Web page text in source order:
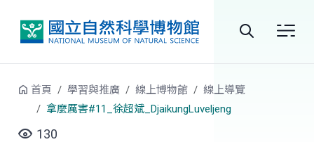
站
首頁 學習與推廣 線上博物館
線上導覽
拿麼厲害#11_徐超斌_DjaikungLuveljeng
130